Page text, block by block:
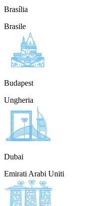
Brasília
Brasile
Budapest
Ungheria
Dubai
Emirati Arabi Uniti